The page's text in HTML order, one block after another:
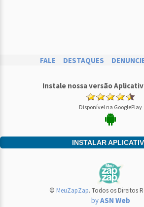
FALE DESTAQUES
Instale nossa versão
Disponível na GooglePlay
INSTALAR
© MeuZapZap. Todos os Direitos
byASN Web